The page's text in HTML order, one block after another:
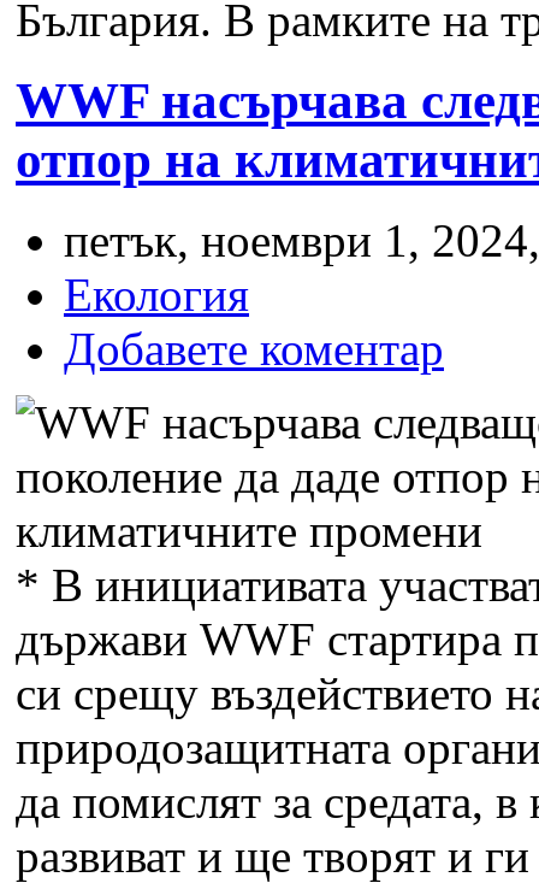
България. В рамките на
WWF насърчава
отпор на
петък, ноември 1,
Екология
Добавете коментар
* В инициативата
държави WWF стартира
си срещу въздействието
природозащитната
да помислят за средата,
развиват и ще творят и